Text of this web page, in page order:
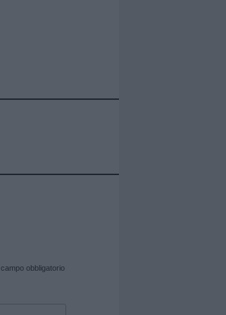
campo obbligatorio